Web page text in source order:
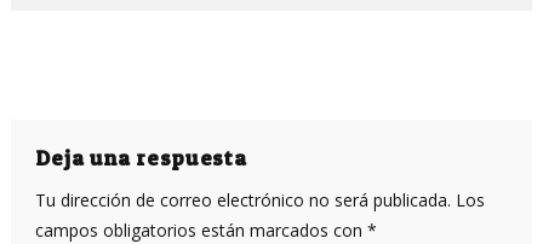
Deja una respuesta
Tu dirección de correo electrónico no será publicada. Los
campos obligatorios están marcados con *